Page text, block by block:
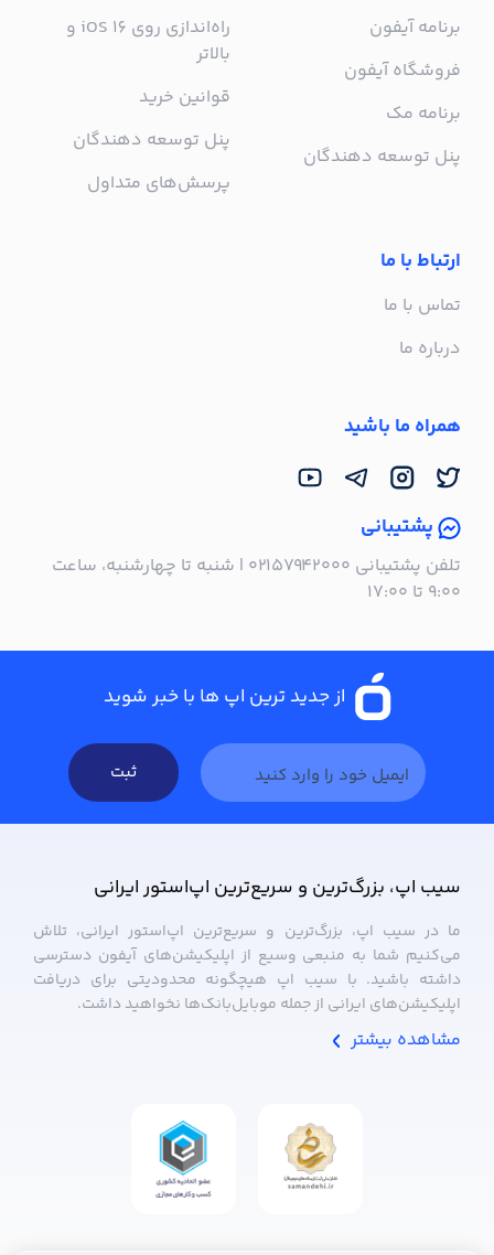
برنامه آیفون
فروشگاه آیفون
برنامه مک
پنل توسعه دهندگان
راه‌اندازی روی iOS 16 و
بالاتر
قوانین خرید
پنل توسعه دهندگان
پرسش‌های متداول
ارتباط با ما
تماس با ما
درباره ما
همراه ما باشید
پشتیبانی
تلفن پشتیبانی ۰۲۱۵۷۹۴۲۰۰۰ | شنبه تا چهارشنبه، ساعت
۹:۰۰ تا ۱۷:۰۰
از جدید ترین اپ ها با خبر شوید
ثبت
سیب ‌اپ، بزرگ‌ترین و سریع‌ترین اپ‌استور ایرانی
ما در سیب ‌اپ، بزرگ‌ترین و سریع‌ترین اپ‌استور ایرانی، تلاش
می‌کنیم شما به منبعی وسیع از اپلیکیشن‌های آیفون دسترسی
داشته باشید. با سیب ‌اپ هیچگونه محدودیتی برای دریافت
اپلیکیشن‌های ایرانی از جمله موبایل‌بانک‌ها نخواهید داشت.
مشاهده بیشتر